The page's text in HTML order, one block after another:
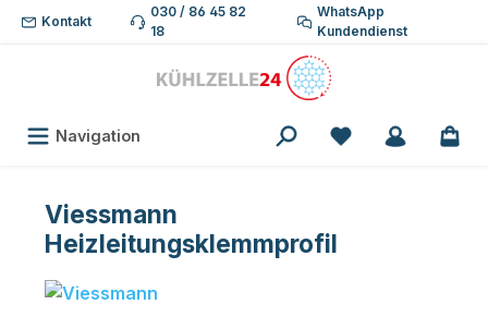
Zum Hauptinhalt springen
Kontakt
030 / 86 45 82
18
WhatsApp
Kundendienst
Navigation Du hast 0
Viessmann
Heizleitungsklemmprofil